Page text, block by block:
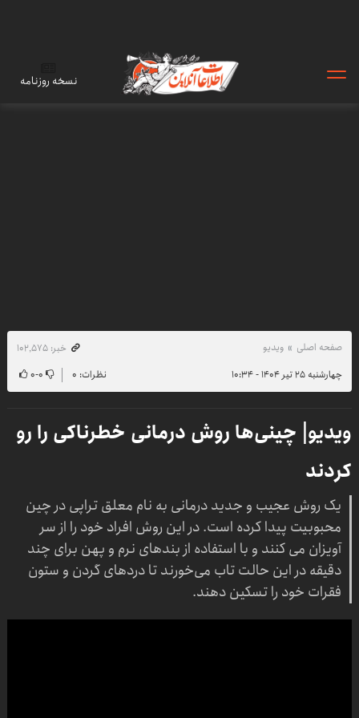
نسخه روزنامه
صفحه اصلی ویدیو
خبر: ۱۰۲٬۵۷۵
چهارشنبه ۲۵ تیر ۱۴۰۴ - ۱۰:۳۴
نظرات: ۰ ۰-۰
ویدیو| چینی‌ها روش درمانی خطرناکی را رو
کردند
یک روش عجیب و جدید درمانی به نام معلق تراپی در چین
محبوبیت پیدا کرده است. در این روش افراد خود را از سر
آویزان می کنند و با استفاده از بندهای نرم و پهن برای چند
دقیقه در این حالت تاب می‌خورند تا دردهای گردن و ستون
فقرات خود را تسکین دهند.